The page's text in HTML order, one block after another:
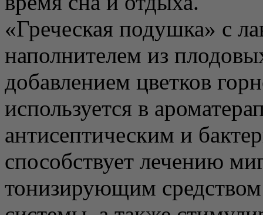
«Греческая подушка» с
наполнителем из
добавлением цветков
используется в
антисептическим и
способствует лечению
тонизирующим